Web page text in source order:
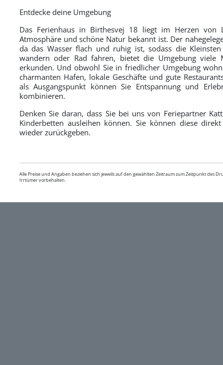
Entdecke deine Umgebung
Das Ferienhaus in Birthesvej 18 liegt im Herzen von
Atmosphäre und schöne Natur bekannt ist. Der
da das Wasser flach und ruhig ist, sodass die
wandern oder Rad fahren, bietet die Umgebung viele
erkunden. Und obwohl Sie in friedlicher Umgebung
charmanten Hafen, lokale Geschäfte und gute
als Ausgangspunkt können Sie Entspannung und
kombinieren.
Denken Sie daran, dass Sie bei uns von Feriepartner
Kinderbetten ausleihen können. Sie können diese
wieder zurückgeben.
Alle Preise und Angaben beziehen sich jeweils auf den gewählten Zeitraum zum Zeitpunkt des
Irrtümer vorbehalten.